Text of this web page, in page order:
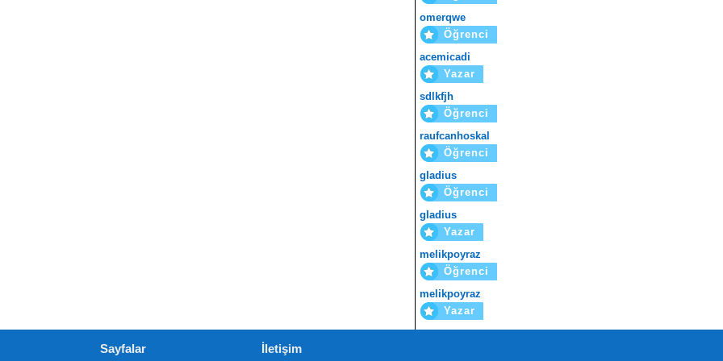
omerqwe
Öğrenci
acemicadi
Yazar
sdlkfjh
Öğrenci
raufcanhoskal
Öğrenci
gladius
Öğrenci
gladius
Yazar
melikpoyraz
Öğrenci
melikpoyraz
Yazar
Sayfalar İletişim